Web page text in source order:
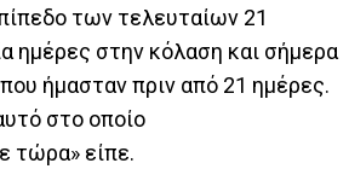
των τελευταίων 21
ημέρες στην κόλαση και σήμερα
ήμασταν πριν από 21 ημέρες.
στο οποίο
τώρα» είπε.